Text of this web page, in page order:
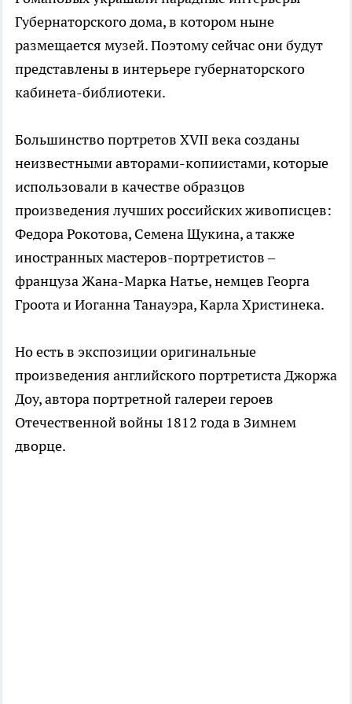
Губернаторского дома, в котором ныне
размещается музей. Поэтому сейчас они будут
представлены в интерьере губернаторского
кабинета-библиотеки.
Большинство портретов XVII века cозданы
неизвестными авторами-копиистами, которые
использовали в качестве образцов
произведения лучших российских живописцев:
Федора Рокотова, Семена Щукина, а также
иностранных мастеров-портретистов –
француза Жана-Марка Натье, немцев Георга
Гроота и Иоганна Танауэра, Карла Христинека.
Но есть в экспозиции оригинальные
произведения английского портретиста Джоржа
Доу, автора портретной галереи героев
Отечественной войны 1812 года в Зимнем
дворце.